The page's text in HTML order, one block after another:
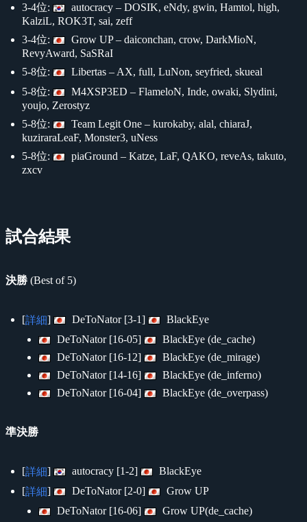
3-4位:
autocracy – DOSIK, eNdy, gwin, Hamtol, high,
KalziL, ROK3T, sai, zeff
3-4位:
Grow UP – daiconchan, crow, DarkMioN,
RevyAward, SaSRaI
5-8位:
Libertas – AX, full, LuNon, seyfried, skueal
5-8位:
M4XSP3ED – FlameloN, Inde, owaki, Slydini,
youjo, Zerostyz
5-8位:
Team Legit One – kurokaby, alal, chiaraJ,
kuziraraLeaF, Monster3, uNess
5-8位:
piaGround – Katze, LaF, QAKO, reveAs, takuto,
zxcv
試合結果
決勝 (Best of 5)
[詳細] DeToNator [3-1]
BlackEye
DeToNator [16-05]
BlackEye (de_cache)
DeToNator [16-12]
BlackEye (de_mirage)
DeToNator [14-16]
BlackEye (de_inferno)
DeToNator [16-04]
BlackEye (de_overpass)
準決勝
[詳細] autocracy [1-2]
BlackEye
[詳細] DeToNator [2-0]
Grow UP
DeToNator [16-06]
Grow UP(de_cache)